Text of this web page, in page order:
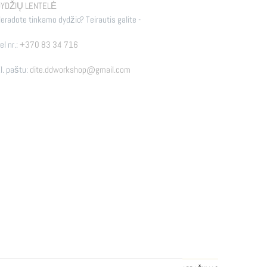
LENTELĖ
tinkamo dydžio? Teirautis galite -
nr.: +370 83 34 716
paštu: dite.ddworkshop@gmail.com